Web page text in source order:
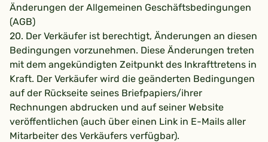
Änderungen der Allgemeinen Geschäftsbedingungen
(AGB)
20. Der Verkäufer ist berechtigt, Änderungen an diesen
Bedingungen vorzunehmen. Diese Änderungen treten
mit dem angekündigten Zeitpunkt des Inkrafttretens in
Kraft. Der Verkäufer wird die geänderten Bedingungen
auf der Rückseite seines Briefpapiers/ihrer
Rechnungen abdrucken und auf seiner Website
veröffentlichen (auch über einen Link in E-Mails aller
Mitarbeiter des Verkäufers verfügbar).